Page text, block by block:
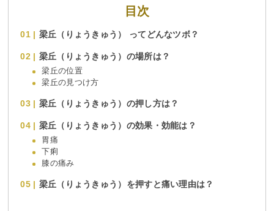
目次
梁丘（りょうきゅう） ってどんなツボ？
梁丘（りょうきゅう）の場所は？
梁丘の位置
梁丘の見つけ方
梁丘（りょうきゅう）の押し方は？
梁丘（りょうきゅう）の効果・効能は？
胃痛
下痢
膝の痛み
梁丘（りょうきゅう）を押すと痛い理由は？